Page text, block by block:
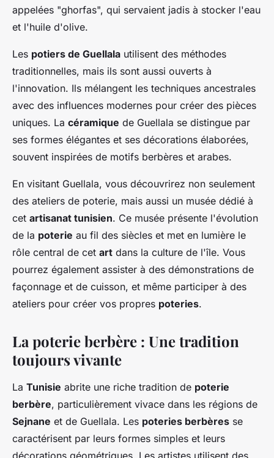
appelées "ghorfas", qui servaient jadis à stocker l'eau
et l'huile d'olive.
Les potiers de Guellala utilisent des méthodes
traditionnelles, mais ils sont aussi ouverts à
l'innovation. Ils mélangent les techniques ancestrales
avec des influences modernes pour créer des pièces
uniques. La céramique de Guellala se distingue par
ses formes élégantes et ses décorations élaborées,
souvent inspirées de motifs berbères et arabes.
En visitant Guellala, vous découvrirez non seulement
des ateliers de poterie, mais aussi un musée dédié à
cet artisanat tunisien. Ce musée présente l'évolution
de la poterie au fil des siècles et met en lumière le
rôle central de cet art dans la culture de l'île. Vous
pourrez également assister à des démonstrations de
façonnage et de cuisson, et même participer à des
ateliers pour créer vos propres poteries.
La poterie berbère : Une tradition
toujours vivante
La Tunisie abrite une riche tradition de poterie
berbère, particulièrement vivace dans les régions de
Sejnane et de Guellala. Les poteries berbères se
caractérisent par leurs formes simples et leurs